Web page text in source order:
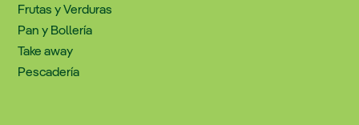
Frutas y Verduras
Pan y Bollería
Take away
Pescadería